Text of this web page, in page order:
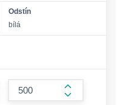
Odstín
bílá
form.increase-